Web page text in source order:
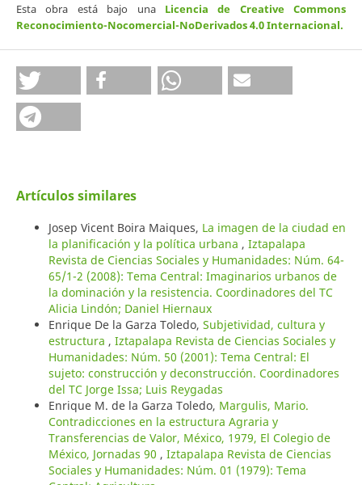
Esta obra está bajo una Licencia de Creative Commons
Reconocimiento-Nocomercial-NoDerivados 4.0 Internacional.
Artículos similares
Josep Vicent Boira Maiques, La imagen de la ciudad en
la planificación y la política urbana , Iztapalapa
Revista de Ciencias Sociales y Humanidades: Núm. 64-
65/1-2 (2008): Tema Central: Imaginarios urbanos de
la dominación y la resistencia. Coordinadores del TC
Alicia Lindón; Daniel Hiernaux
Enrique De la Garza Toledo, Subjetividad, cultura y
estructura , Iztapalapa Revista de Ciencias Sociales y
Humanidades: Núm. 50 (2001): Tema Central: El
sujeto: construcción y deconstrucción. Coordinadores
del TC Jorge Issa; Luis Reygadas
Enrique M. de la Garza Toledo, Margulis, Mario.
Contradicciones en la estructura Agraria y
Transferencias de Valor, México, 1979, El Colegio de
México, Jornadas 90 , Iztapalapa Revista de Ciencias
Sociales y Humanidades: Núm. 01 (1979): Tema